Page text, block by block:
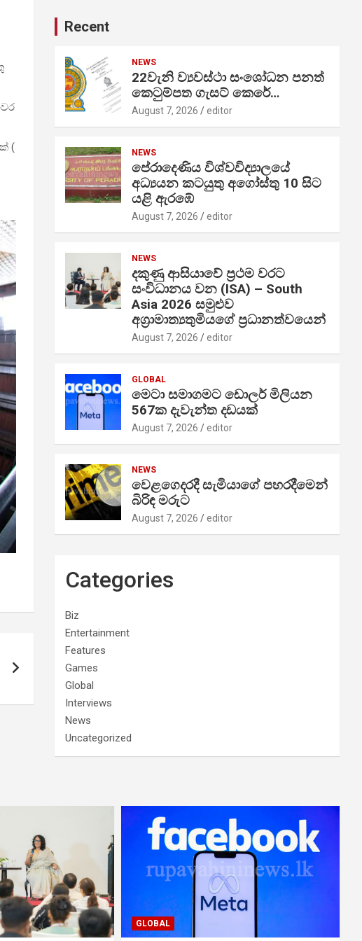
(
Recent
NEWS
22වැනි ව්‍යවස්ථා සංශෝධන පනත්
කෙටුම්පත ගැසට් කෙරේ…
August 7, 2026 editor
NEWS
පේරාදෙණිය විශ්වවිද්‍යාලයේ
අධ්‍යයන කටයුතු අගෝස්තු 10 සිට
යළි ඇරඹේ
August 7, 2026 editor
NEWS
දකුණු ආසියාවේ ප්‍රථම වරට
සංවිධානය වන (ISA) – South
Asia 2026 සමුළුව
අග්‍රාමාත්‍යතුමියගේ ප්‍රධානත්වයෙන්
August 7, 2026 editor
GLOBAL
මෙටා සමාගමට ඩොලර් මිලියන
567ක දැවැන්ත දඩයක්
August 7, 2026 editor
NEWS
වෙළගෙදරදී සැමියාගේ පහරදීමෙන්
බිරිඳ මරුට
August 7, 2026 editor
Categories
Biz
Entertainment
Features
Games
Global
Interviews
News
Uncategorized
GLOBAL